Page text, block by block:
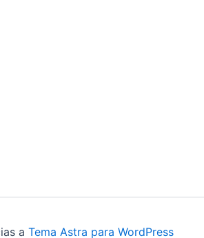
a Tema Astra para WordPress